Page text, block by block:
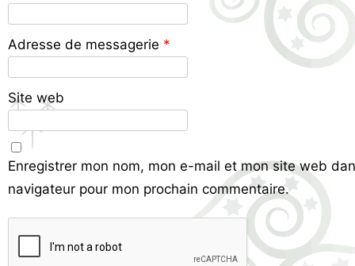
Adresse de messagerie *
Site web
Enregistrer mon nom, mon e-mail et mon site web
navigateur pour mon prochain commentaire.